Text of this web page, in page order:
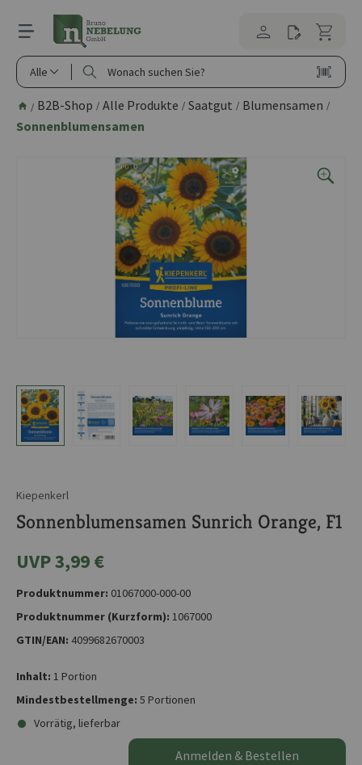
springen
Alle
/ B2B-Shop / Alle Produkte / Saatgut / Blumensamen /
Sonnenblumensamen
Kiepenkerl
Sonnenblumensamen Sunrich Orange, F1
UVP 3,99 €
Produktnummer: 01067000-000-00
Produktnummer (Kurzform): 1067000
GTIN/EAN: 4099682670003
Inhalt: 1 Portion
Mindestbestellmenge: 5 Portionen
Vorrätig, lieferbar
Anmelden & Bestellen